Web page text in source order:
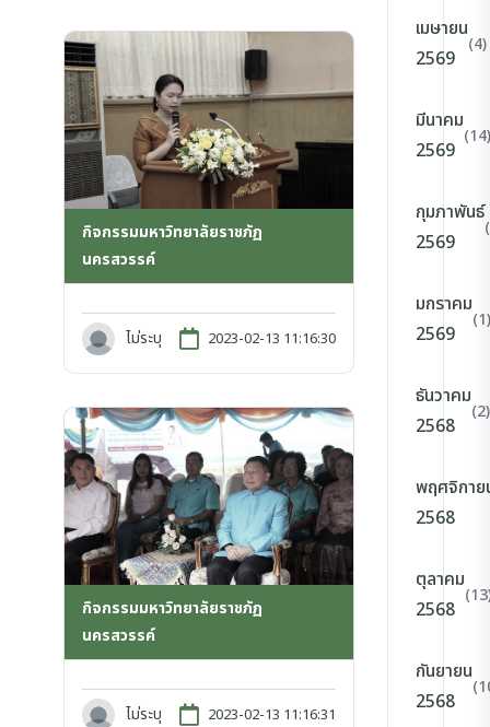
กิจกรรมมหาวิทยาลัยราชภัฏ
นครสวรรค์
ไม่ระบุ 2023-02-13 11:16:30
กิจกรรมมหาวิทยาลัยราชภัฏ
นครสวรรค์
ไม่ระบุ 2023-02-13 11:16:31
เมษายน
2569
(4)
มีนาคม
2569
(14)
กุมภาพันธ์
2569
มกราคม
2569
(1)
ธันวาคม
2568
(2)
พฤศจิกาย
2568
ตุลาคม
2568
กันยายน
2568